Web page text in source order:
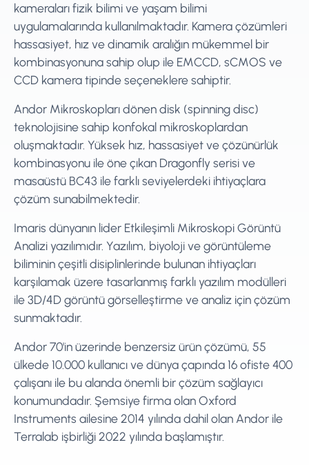
kameraları fizik bilimi ve yaşam bilimi
uygulamalarında kullanılmaktadır. Kamera çözümleri
hassasiyet, hız ve dinamik aralığın mükemmel bir
kombinasyonuna sahip olup ile EMCCD, sCMOS ve
CCD kamera tipinde seçeneklere sahiptir.
Andor Mikroskopları dönen disk (spinning disc)
teknolojisine sahip konfokal mikroskoplardan
oluşmaktadır. Yüksek hız, hassasiyet ve çözünürlük
kombinasyonu ile öne çıkan Dragonfly serisi ve
masaüstü BC43 ile farklı seviyelerdeki ihtiyaçlara
çözüm sunabilmektedir.
Imaris dünyanın lider Etkileşimli Mikroskopi Görüntü
Analizi yazılımıdır. Yazılım, biyoloji ve görüntüleme
biliminin çeşitli disiplinlerinde bulunan ihtiyaçları
karşılamak üzere tasarlanmış farklı yazılım modülleri
ile 3D/4D görüntü görselleştirme ve analiz için çözüm
sunmaktadır.
Andor 70'in üzerinde benzersiz ürün çözümü, 55
ülkede 10.000 kullanıcı ve dünya çapında 16 ofiste 400
çalışanı ile bu alanda önemli bir çözüm sağlayıcı
konumundadır. Şemsiye firma olan Oxford
Instruments ailesine 2014 yılında dahil olan Andor ile
Terralab işbirliği 2022 yılında başlamıştır.